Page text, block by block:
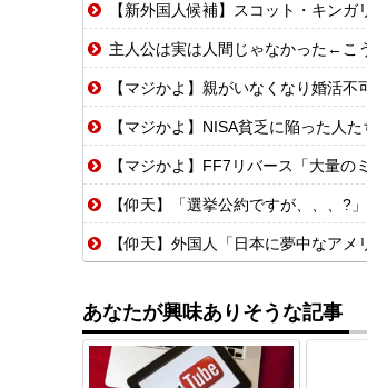
【新外国人候補】スコット・キンガリー（
主人公は実は人間じゃなかった←こ
【マジかよ】親がいなくなり婚活
【マジかよ】NISA貧乏に陥った人
【マジかよ】FF7リバース「大量のミニゲー
【仰天】「選挙公約ですが、、、?
【仰天】外国人「日本に夢中なア
あなたが興味ありそうな記事